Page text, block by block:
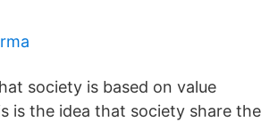
society is based on value
is the idea that society share the